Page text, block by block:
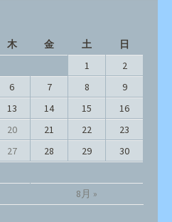
木 金 土 日
8月 »
1
2
6 7 8
9
13 14 15
16
20 21 22
23
27 28 29
30